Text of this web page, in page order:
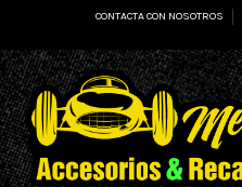
CONTACTA CON NOSOTROS